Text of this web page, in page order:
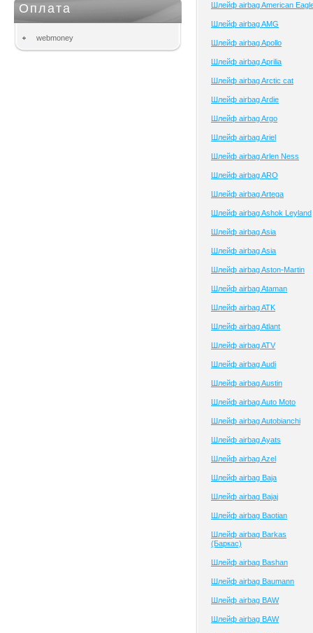
Оплата
webmoney
Шлейф airbag American
Шлейф airbag AMG
Шлейф airbag Apollo
Шлейф airbag Aprilia
Шлейф airbag Arctic cat
Шлейф airbag Ardie
Шлейф airbag Argo
Шлейф airbag Ariel
Шлейф airbag Arlen Ness
Шлейф airbag ARO
Шлейф airbag Artega
Шлейф airbag Ashok Leyland
Шлейф airbag Asia
Шлейф airbag Asia
Шлейф airbag Aston-Martin
Шлейф airbag Ataman
Шлейф airbag ATK
Шлейф airbag Atlant
Шлейф airbag ATV
Шлейф airbag Audi
Шлейф airbag Austin
Шлейф airbag Auto Moto
Шлейф airbag Autobianchi
Шлейф airbag Ayats
Шлейф airbag Azel
Шлейф airbag Baja
Шлейф airbag Bajaj
Шлейф airbag Baotian
Шлейф airbag Barkas
(Баркас)
Шлейф airbag Bashan
Шлейф airbag Baumann
Шлейф airbag BAW
Шлейф airbag BAW